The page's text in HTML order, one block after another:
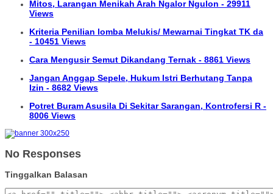
Mitos, Larangan Menikah Arah Ngalor Ngulon - 29911
Views
Kriteria Penilian lomba Melukis/ Mewarnai Tingkat TK da
- 10451 Views
Cara Mengusir Semut Dikandang Ternak - 8861 Views
Jangan Anggap Sepele, Hukum Istri Berhutang Tanpa
Izin - 8682 Views
Potret Buram Asusila Di Sekitar Sarangan, Kontrofersi R -
8006 Views
No Responses
Tinggalkan Balasan